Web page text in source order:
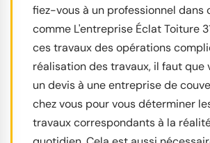
fiez-vous à un professionnel dans
comme L'entreprise Éclat Toiture
ces travaux des opérations
réalisation des travaux, il faut que
un devis à une entreprise de
chez vous pour vous déterminer
travaux correspondants à la